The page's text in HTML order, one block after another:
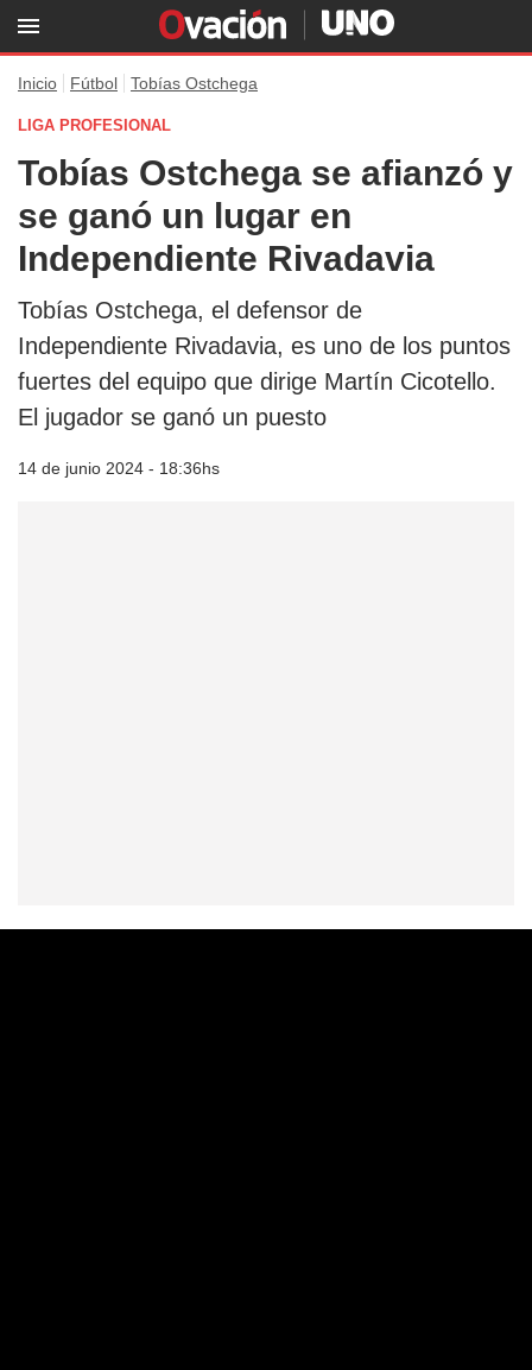
Inicio Fútbol Tobías Ostchega
LIGA PROFESIONAL
Tobías Ostchega se afianzó y
se ganó un lugar en
Independiente Rivadavia
Tobías Ostchega, el defensor de
Independiente Rivadavia, es uno de los puntos
fuertes del equipo que dirige Martín Cicotello.
El jugador se ganó un puesto
14 de junio 2024 - 18:36hs